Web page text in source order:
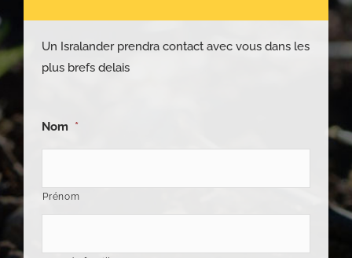
Un Isralander prendra contact avec vous dans les
plus brefs delais
Nom *
Prénom